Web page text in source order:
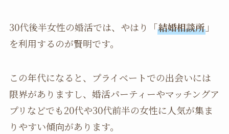
30代後半女性の婚活では、やはり「結婚相談所」
を利用するのが賢明です。
この年代になると、プライベートでの出会いには
限界がありますし、婚活パーティーやマッチングア
プリなどでも20代や30代前半の女性に人気が集ま
りやすい傾向があります。